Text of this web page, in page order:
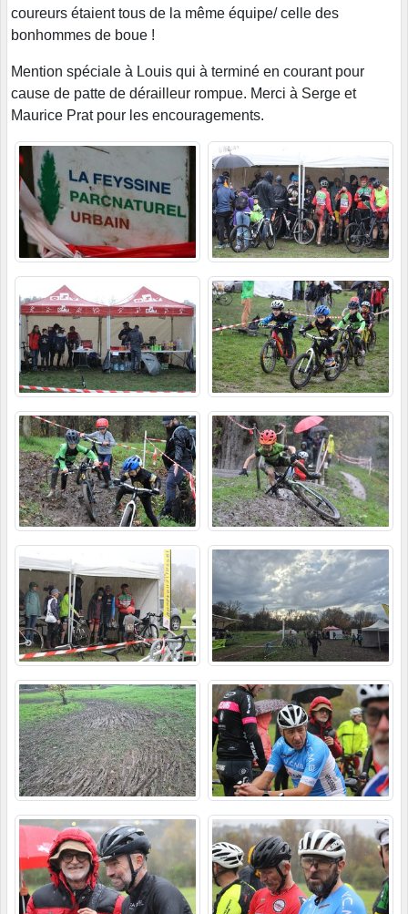
coureurs étaient tous de la même équipe/ celle des
bonhommes de boue !
Mention spéciale à Louis qui à terminé en courant pour
cause de patte de dérailleur rompue. Merci à Serge et
Maurice Prat pour les encouragements.